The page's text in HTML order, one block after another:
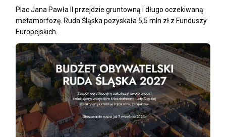
Plac Jana Pawła II przejdzie gruntowną i długo oczekiwaną
metamorfozę. Ruda Śląska pozyskała 5,5 mln zł z Funduszy
Europejskich.